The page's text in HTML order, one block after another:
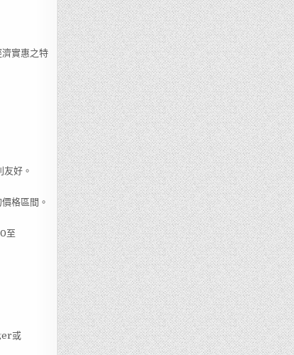
實惠之特
好。
格區間。
至
或